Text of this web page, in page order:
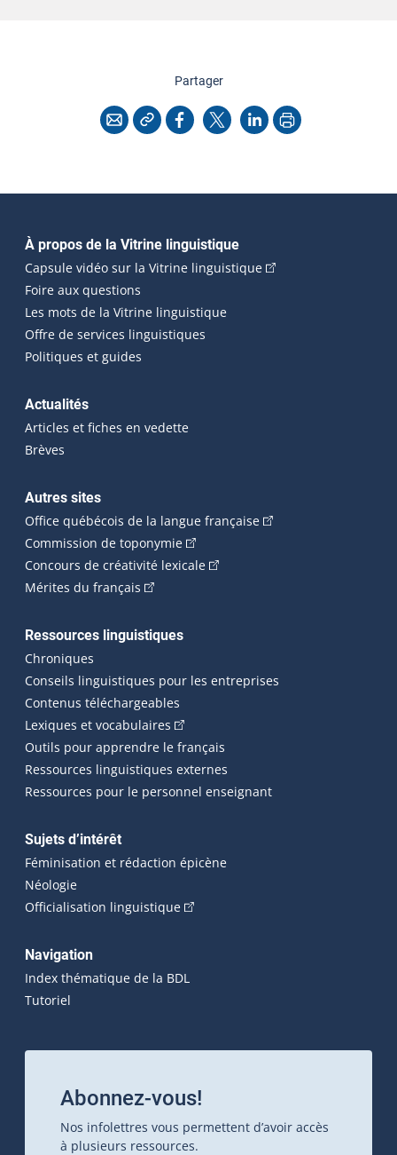
Partagercette page
CourrielCopier l'adresse
Facebook
X LinkedInImprimer
Navigation principale
À propos de la Vitrine linguistique
Capsule vidéo sur la Vitrine linguistique(Cet hyperlien
Foire aux questions
Les mots de la Vitrine linguistique
Offre de services linguistiques
Politiques et guides
Actualités
Articles et fiches en vedette
Brèves
Autres sites
Office québécois de la langue française(Cet hyperlien
Commission de toponymie(Cet hyperlien externe s'ouvrira
Concours de créativité lexicale(Cet hyperlien externe
Mérites du français (Cet hyperlien externe s'ouvrira dans une
Ressources linguistiques
Chroniques
Conseils linguistiques pour les entreprises
Contenus téléchargeables
Lexiques et vocabulaires (Cet hyperlien externe s'ouvrira
Outils pour apprendre le français
Ressources linguistiques externes
Ressources pour le personnel enseignant
Sujets d’intérêt
Féminisation et rédaction épicène
Néologie
Officialisation linguistique(Cet hyperlien externe s'ouvrira
Navigation
Index thématique de la BDL
Tutoriel
Abonnez-vous!
Nos infolettres vous permettent d’avoir accès
à plusieurs ressources.